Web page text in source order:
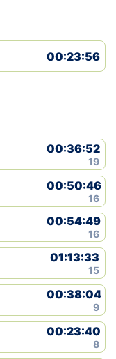
00:23:56
00:36:52
19
00:50:46
16
00:54:49
16
01:13:33
15
00:38:04
9
00:23:40
8